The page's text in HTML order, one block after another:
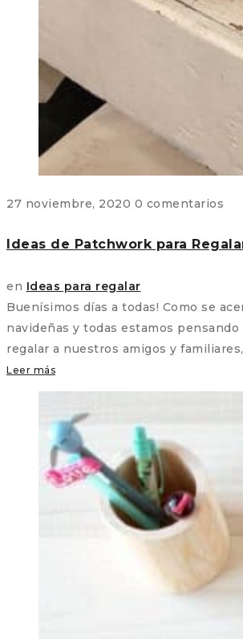
27 noviembre, 2020 0 comentarios
Ideas de Patchwork para
en Ideas para regalar
Buenísimos días a todas! Como se
navideñas y todas estamos
regalar a nuestros amigos y
Leer más